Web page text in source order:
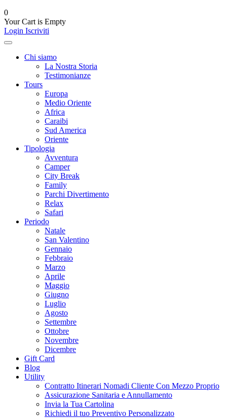
0
Your Cart is Empty
Login Iscriviti
Chi siamo
La Nostra Storia
Testimonianze
Tours
Europa
Medio Oriente
Africa
Caraibi
Sud America
Oriente
Tipologia
Avventura
Camper
City Break
Family
Parchi Divertimento
Relax
Safari
Periodo
Natale
San Valentino
Gennaio
Febbraio
Marzo
Aprile
Maggio
Giugno
Luglio
Agosto
Settembre
Ottobre
Novembre
Dicembre
Gift Card
Blog
Utility
Contratto Itinerari Nomadi Cliente Con Mezzo Proprio
Assicurazione Sanitaria e Annullamento
Invia la Tua Cartolina
Richiedi il tuo Preventivo Personalizzato